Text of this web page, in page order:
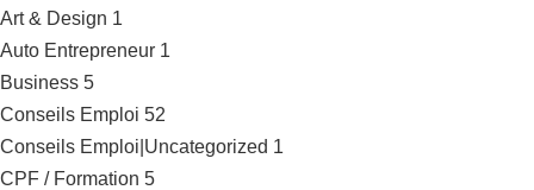
Art & Design 1
Auto Entrepreneur 1
Business 5
Conseils Emploi 52
Conseils Emploi|Uncategorized 1
CPF / Formation 5